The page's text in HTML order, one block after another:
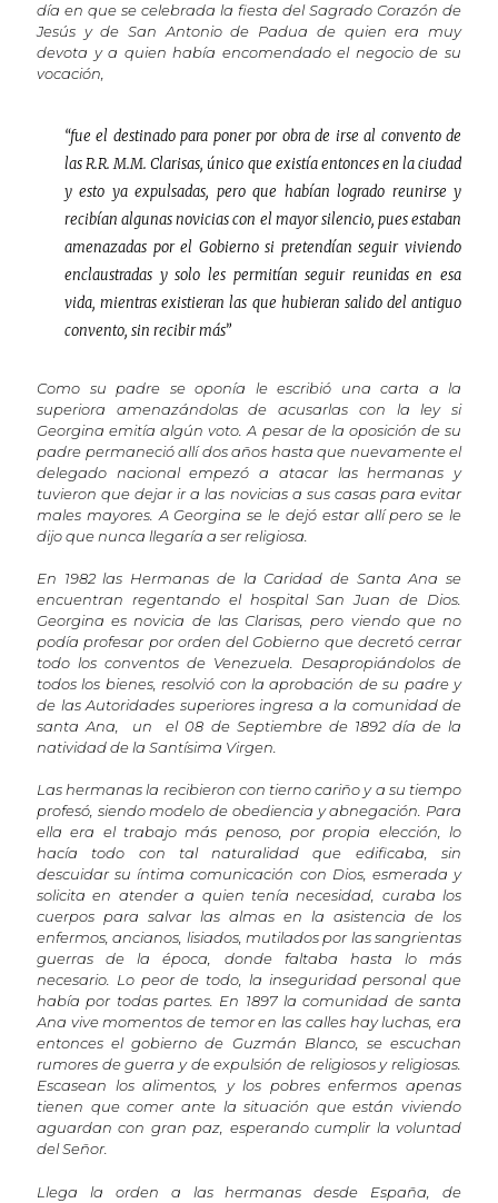
día en que se celebrada la fiesta del Sagrado Corazón de
Jesús y de San Antonio de Padua de quien era muy
devota y a quien había encomendado el negocio de su
vocación,
“fue el destinado para poner por obra de irse al convento de
las R.R. M.M. Clarisas, único que existía entonces en la ciudad
y esto ya expulsadas, pero que habían logrado reunirse y
recibían algunas novicias con el mayor silencio, pues estaban
amenazadas por el Gobierno si pretendían seguir viviendo
enclaustradas y solo les permitían seguir reunidas en esa
vida, mientras existieran las que hubieran salido del antiguo
convento, sin recibir más”
Como su padre se oponía le escribió una carta a la
superiora amenazándolas de acusarlas con la ley si
Georgina emitía algún voto. A pesar de la oposición de su
padre permaneció allí dos años hasta que nuevamente el
delegado nacional empezó a atacar las hermanas y
tuvieron que dejar ir a las novicias a sus casas para evitar
males mayores. A Georgina se le dejó estar allí pero se le
dijo que nunca llegaría a ser religiosa.
En 1982 las Hermanas de la Caridad de Santa Ana se
encuentran regentando el hospital San Juan de Dios.
Georgina es novicia de las Clarisas, pero viendo que no
podía profesar por orden del Gobierno que decretó cerrar
todo los conventos de Venezuela. Desapropiándolos de
todos los bienes, resolvió con la aprobación de su padre y
de las Autoridades superiores ingresa a la comunidad de
santa Ana, un el 08 de Septiembre de 1892 día de la
natividad de la Santísima Virgen.
Las hermanas la recibieron con tierno cariño y a su tiempo
profesó, siendo modelo de obediencia y abnegación. Para
ella era el trabajo más penoso, por propia elección, lo
hacía todo con tal naturalidad que edificaba, sin
descuidar su íntima comunicación con Dios, esmerada y
solicita en atender a quien tenía necesidad, curaba los
cuerpos para salvar las almas en la asistencia de los
enfermos, ancianos, lisiados, mutilados por las sangrientas
guerras de la época, donde faltaba hasta lo más
necesario. Lo peor de todo, la inseguridad personal que
había por todas partes. En 1897 la comunidad de santa
Ana vive momentos de temor en las calles hay luchas, era
entonces el gobierno de Guzmán Blanco, se escuchan
rumores de guerra y de expulsión de religiosos y religiosas.
Escasean los alimentos, y los pobres enfermos apenas
tienen que comer ante la situación que están viviendo
aguardan con gran paz, esperando cumplir la voluntad
del Señor.
Llega la orden a las hermanas desde España, de